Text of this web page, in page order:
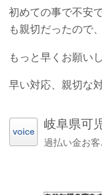
初めての事で不安
も親切だったので
もっと早くお願い
早い対応、親切な
岐阜県可
過払い金お